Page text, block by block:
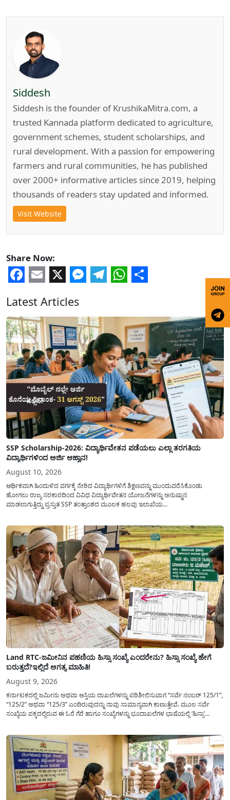
Siddesh
Siddesh is the founder of KrushikaMitra.com, a
trusted Kannada platform dedicated to agriculture,
government schemes, student scholarships, and
rural development. With a passion for empowering
farmers and rural communities, he has published
over 2000+ informative articles since 2019, helping
thousands of readers stay updated and informed.
Visit Website
Share Now:
Facebook
Email
X Messenger
Telegram
WhatsApp
Share
Latest Articles
SSP Scholarship-2026: ವಿದ್ಯಾರ್ಥಿವೇತನ ಪಡೆಯಲು ಎಲ್ಲಾ ತರಗತಿಯ
ವಿದ್ಯಾರ್ಥಿಗಳಿಂದ ಅರ್ಜಿ ಆಹ್ವಾನ!
August 10, 2026
ಆರ್ಥಿಕವಾಗಿ ಹಿಂದುಳಿದ ವರ್ಗಕ್ಕೆ ಸೇರಿದ ವಿದ್ಯಾರ್ಥಿಗಳಿಗೆ ಶಿಕ್ಷಣವನ್ನು ಮುಂದುವರೆಸಿಕೊಂಡು
ಹೋಗಲು ರಾಜ್ಯ ಸರಕಾರದಿಂದ ವಿವಿಧ ವಿದ್ಯಾರ್ಥಿವೇತನ ಯೋಜನೆಗಳನ್ನು ಅನುಷ್ಥಾನ
ಮಾಡಲಾಗುತ್ತಿದ್ದು ಪ್ರಸ್ತುತ SSP ತಂತ್ರಾಂಶದ ಮೂಲಕ ಹಲವು ಇಲಾಖೆಯ
ವಿದ್ಯಾರ್ಥಿವೇತನವನ್ನು(Scholarship Application) ಪಡೆಯಲು ವಿದ್ಯಾರ್ಥಿಗಳಿಗೆ ಅರ್ಜಿ ಸಲ್ಲಿಸಲು
ಸರಳ...
Land RTC-ಜಮೀನಿನ ಪಹಣಿಯ ಹಿಸ್ಸಾ ಸಂಖ್ಯೆ ಎಂದರೇನು? ಹಿಸ್ಸಾ ಸಂಖ್ಯೆ ಹೇಗೆ
ಬರುತ್ತದೆ?ಇಲ್ಲಿದೆ ಅಗತ್ಯ ಮಾಹಿತಿ!
August 9, 2026
ಕರ್ನಾಟಕದಲ್ಲಿ ಜಮೀನು ಅಥವಾ ಆಸ್ತಿಯ ದಾಖಲೆಗಳನ್ನು ಪರಿಶೀಲಿಸುವಾಗ “ಸರ್ವೆ ನಂಬರ್ 125/1”,
“125/2” ಅಥವಾ “125/3” ಎಂದಿರುವುದನ್ನು ನಾವು ಸಾಮಾನ್ಯ​ವಾಗಿ ಕಾಣುತ್ತೇವೆ. ಮೂಲ ಸರ್ವೆ
ಸಂಖ್ಯೆಯ ಪಕ್ಕದಲ್ಲಿರುವ ಈ ಓರೆ ಗೆರೆ ಹಾಗೂ ಸಂಖ್ಯೆಗಳನ್ನು ಭೂದಾಖಲೆಗಳ ಭಾಷೆಯಲ್ಲಿ ‘ಹಿಸ್ಸಾ’